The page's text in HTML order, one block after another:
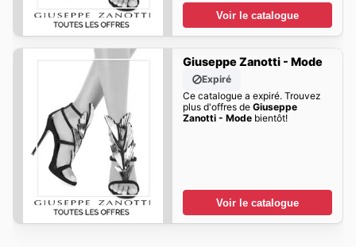
Voir le catalogue
Giuseppe Zanotti - Mode
Expiré
Ce catalogue a expiré. Trouvez
plus d'offres de Giuseppe
Zanotti - Modebientôt!
Voir le catalogue